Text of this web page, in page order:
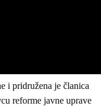
i pridružena je članica
reforme javne uprave